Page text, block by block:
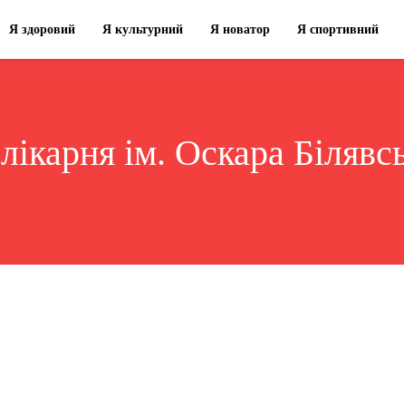
Я здоровий Я культурний Я новатор Я спортивний
лікарня ім. Оскара